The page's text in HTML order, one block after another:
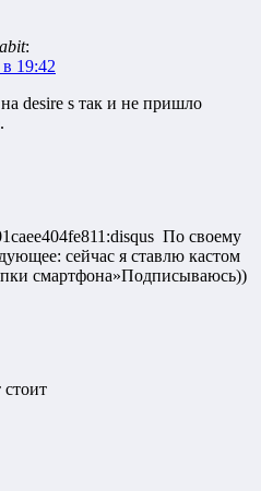
:
19:42
desire s так и не пришло
По своему
сейчас я ставлю кастом
смартфона»Подписываюсь))
стоит